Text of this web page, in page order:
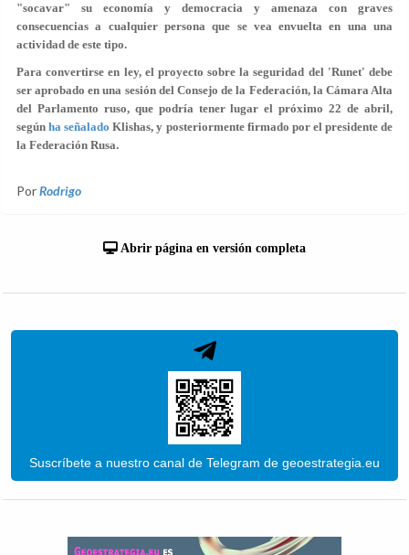
"socavar" su economía y democracia y amenaza con graves
consecuencias a cualquier persona que se vea envuelta en una una
actividad de este tipo.
Para convertirse en ley, el proyecto sobre la seguridad del 'Runet' debe
ser aprobado en una sesión del Consejo de la Federación, la Cámara Alta
del Parlamento ruso, que podría tener lugar el próximo 22 de abril,
segúnha señalado Klishas, y posteriormente firmado por el presidente de
la Federación Rusa.
PorRodrigo
Abrir página en versión completa
Suscríbete a nuestro canal de Telegram de geoestrategia.eu